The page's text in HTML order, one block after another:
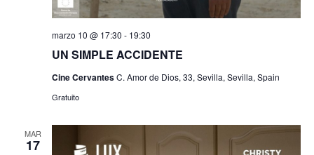
UN SIMPLE ACCIDENTE
marzo 10 @ 17:30 - 19:30
Cine CervantesC. Amor de Dios, 33, Sevilla, Sevilla, Spain
Gratuito
MAR
17